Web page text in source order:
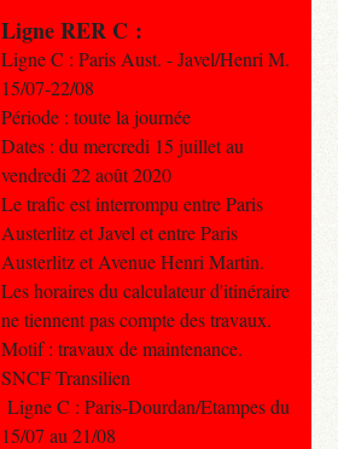
Ligne RER C :
Ligne C : Paris Aust. - Javel/Henri M.
15/07-22/08
Période : toute la journée
Dates : du mercredi 15 juillet au
vendredi 22 août 2020
Le trafic est interrompu entre Paris
Austerlitz et Javel et entre Paris
Austerlitz et Avenue Henri Martin.
Les horaires du calculateur d'itinéraire
ne tiennent pas compte des travaux.
Motif : travaux de maintenance.
SNCF Transilien
Ligne C : Paris-Dourdan/Etampes du
15/07 au 21/08